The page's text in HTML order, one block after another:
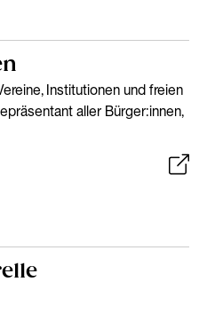
Institutionen und freien
aller Bürger:innen,